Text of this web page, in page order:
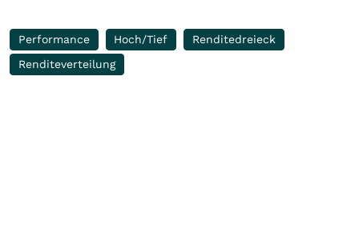
Performance Hoch/Tief
Renditedreieck
Renditeverteilung